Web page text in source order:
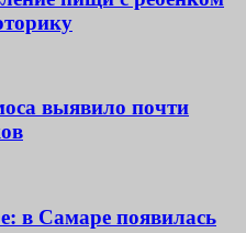
выявило почти
в Самаре появилась